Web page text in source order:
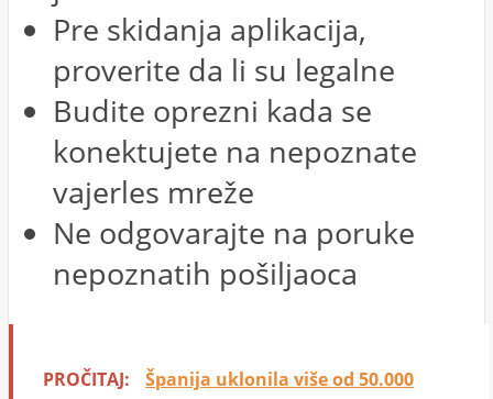
Pre skidanja aplikacija,
proverite da li su legalne
Budite oprezni kada se
konektujete na nepoznate
vajerles mreže
Ne odgovarajte na poruke
nepoznatih pošiljaoca
PROČITAJ:
Španija uklonila više od 50.000